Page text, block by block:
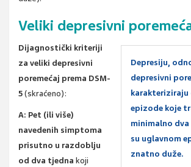
Veliki depresivni
Depresiju,
depresivni
karakteriziraju
epizode koje
minimalno
su uglavnom
znatno duže.
Dijagnostički kriteriji
za veliki depresivni
poremećaj prema DSM-
5(skraćeno):
A: Pet (ili više)
navedenih simptoma
prisutno u razdoblju
od dva tjedna koji